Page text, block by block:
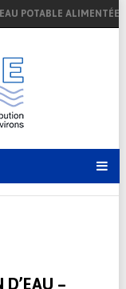
POTABLE
D’EAU –